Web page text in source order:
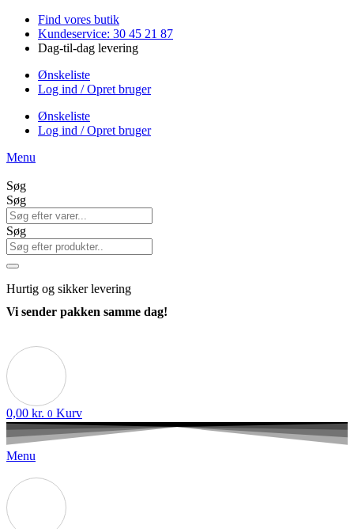
Videre
indhold
Find vores butik
Kundeservice: 30 45 21 87
Dag-til-dag levering
Ønskeliste
Log ind / Opret bruger
Ønskeliste
Log ind / Opret bruger
Menu
Søg
Søg
Søg
Hurtig og sikker levering
Vi sender pakken samme dag!
0,00 kr. 0 Kurv
Menu